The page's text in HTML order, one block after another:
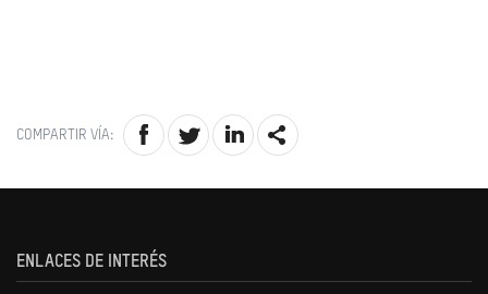
COMPARTIR VÍA:
ENLACES DE INTERÉS